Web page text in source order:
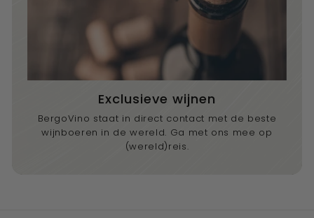
Exclusieve wijnen
BergoVino staat in direct contact met de beste
wijnboeren in de wereld. Ga met ons mee op
(wereld)reis.